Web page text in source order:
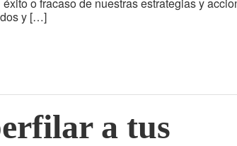
y […]
a tus